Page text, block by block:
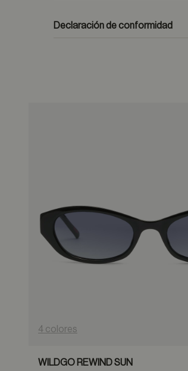
Declaración de conformidad
4 colores
WILDGO REWIND SUN